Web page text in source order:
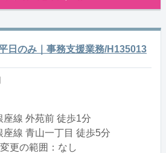
日のみ｜事務支援業務/H135013
座線 外苑前 徒歩1分
座線 青山一丁目 徒歩5分
更の範囲：なし